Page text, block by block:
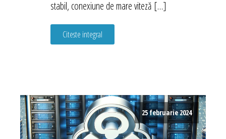
stabil, conexiune de mare viteză […]
Citeste integral
25 februarie 2024